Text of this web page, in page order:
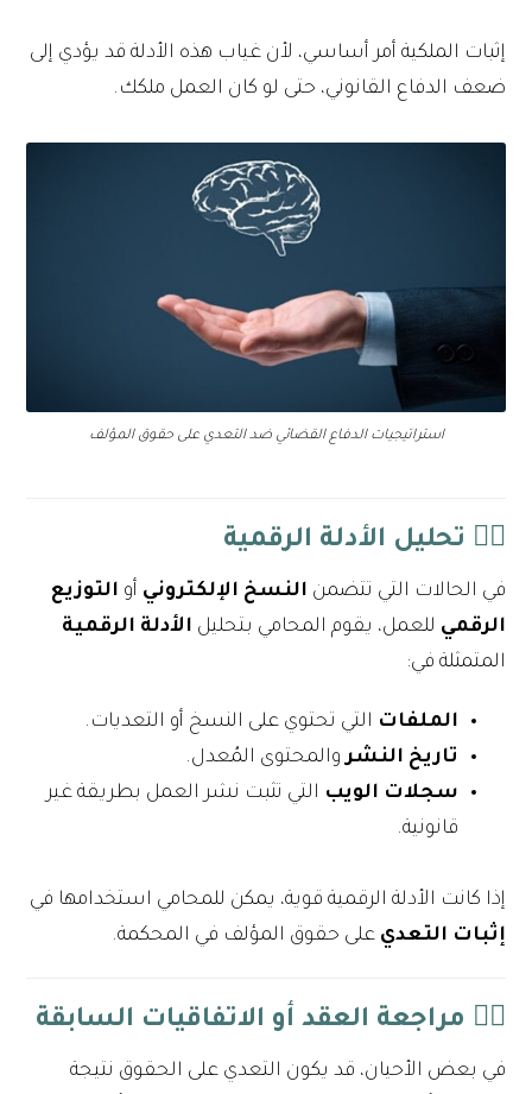
إثبات الملكية أمر أساسي، لأن غياب هذه الأدلة قد يؤدي إلى
ضعف الدفاع القانوني، حتى لو كان العمل ملكك.
استراتيجيات الدفاع القضائي ضد التعدي على حقوق المؤلف
٢️⃣ تحليل الأدلة الرقمية
في الحالات التي تتضمن النسخ الإلكتروني أو التوزيع
الرقمي للعمل، يقوم المحامي بتحليل الأدلة الرقمية
المتمثلة في:
الملفات التي تحتوي على النسخ أو التعديات.
تاريخ النشروالمحتوى المُعدل.
سجلات الويب التي تثبت نشر العمل بطريقة غير
قانونية.
إذا كانت الأدلة الرقمية قوية، يمكن للمحامي استخدامها في
إثبات التعدي على حقوق المؤلف في المحكمة.
٣️⃣ مراجعة العقد أو الاتفاقيات السابقة
في بعض الأحيان، قد يكون التعدي على الحقوق نتيجة